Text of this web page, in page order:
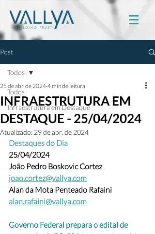
Post
Todos
Infraestrutura em Destaque
Todos
INFRAESTRUTURA EM
DESTAQUE - 25/04/2024
25 de abr. de 2024 4 min de leitura
Atualizado: 29 de abr. de 2024
Destaques do Dia
25/04/2024
João Pedro Boskovic Cortez
joao.cortez@vallya.com
Alan da Mota Penteado Rafaini
alan.rafaini@vallya.com
Governo Federal prepara o edital de